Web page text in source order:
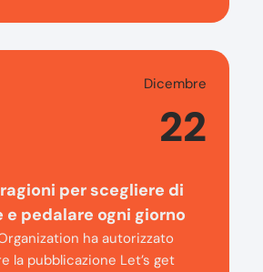
Dicembre
22
per scegliere di
e pedalare ogni giorno
ha autorizzato
la pubblicazione Let’s get